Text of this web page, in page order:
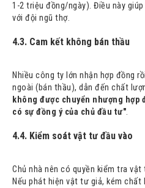
1-2 triệu đồng/ngày). Điều này
với đội ngũ thợ.
4.3. Cam kết không bán thầu
Nhiều công ty lớn nhận hợp đồng
ngoài (bán thầu), dẫn đến chất
không được chuyển nhượng hợp
có sự đồng ý của chủ đầu tư".
4.4. Kiểm soát vật tư đầu vào
Chủ nhà nên có quyền kiểm tra
Nếu phát hiện vật tư giả, kém chất